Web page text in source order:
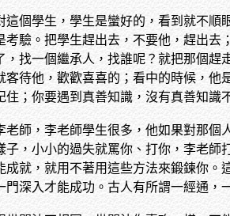
這個學生，學生是蠻好的，看到就不順
考驗。把學生趕出去，不要他，趕出
，找一個繼承人，找誰呢？就把那個
客待他，歡歡喜喜的；看中的時候，
住；你要遇到真善知識，沒有真善知識
老師，李老師學生很多，他如果對那個
子，小小的過失就罵你、打你，李老師
成就，就用不著用這些方法來鍛鍊你
門深入才能成功。古人有所謂一經通，